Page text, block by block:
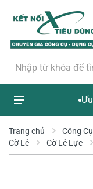
Trang chủ Công
Cờ Lê
Cờ Lê Lực